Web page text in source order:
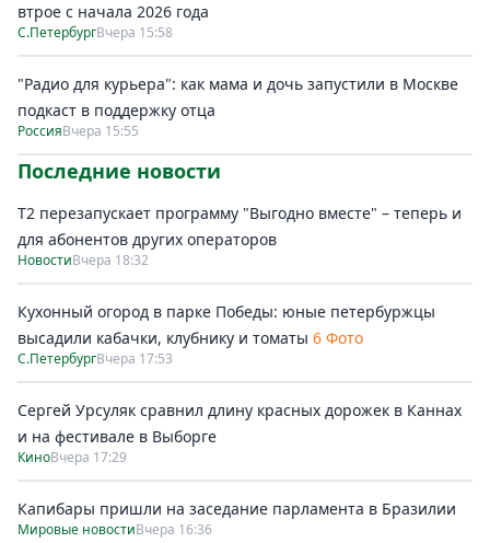
втрое с начала 2026 года
С.ПетербургВчера 15:58
"Радио для курьера": как мама и дочь запустили в Москве
подкаст в поддержку отца
РоссияВчера 15:55
Последние новости
Т2 перезапускает программу "Выгодно вместе" – теперь и
для абонентов других операторов
НовостиВчера 18:32
Кухонный огород в парке Победы: юные петербуржцы
высадили кабачки, клубнику и томаты 6 Фото
С.ПетербургВчера 17:53
Сергей Урсуляк сравнил длину красных дорожек в Каннах
и на фестивале в Выборге
КиноВчера 17:29
Капибары пришли на заседание парламента в Бразилии
Мировые новостиВчера 16:36